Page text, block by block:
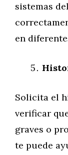
sistemas
en
Solicita el
verificar
graves o
te puede